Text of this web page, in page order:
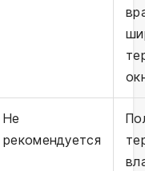
Не
рекомендуется